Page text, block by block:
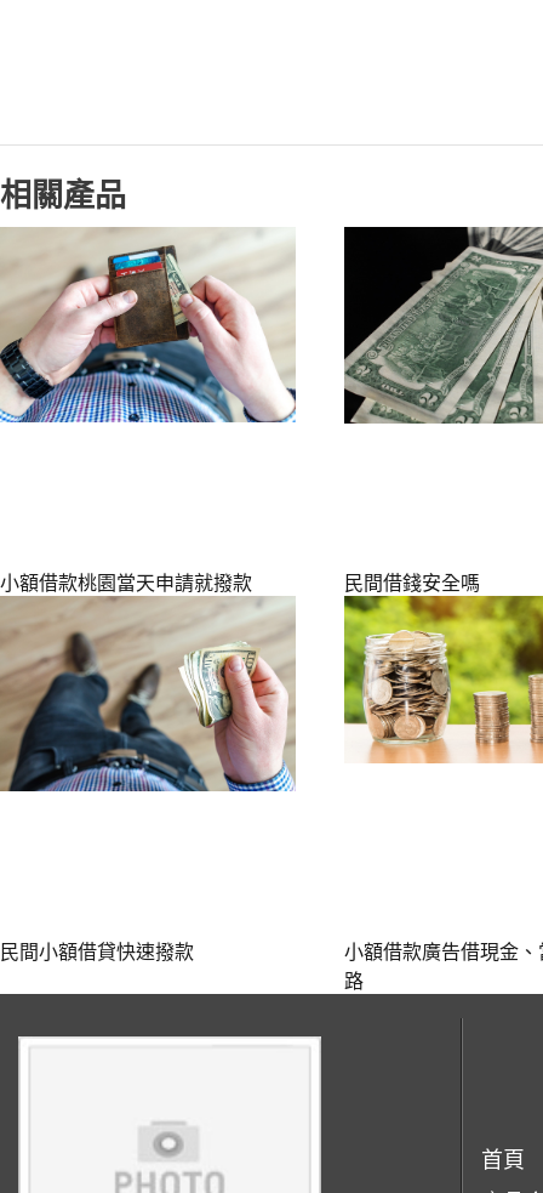
相關產品
小額借款桃園當天申請就撥款 民間借錢安全嗎
民間小額借貸快速撥款
小額借款廣告借現金
路
首頁